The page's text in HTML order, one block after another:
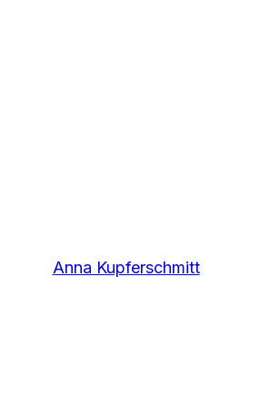
Anna Kupferschmitt15. Juni 2026